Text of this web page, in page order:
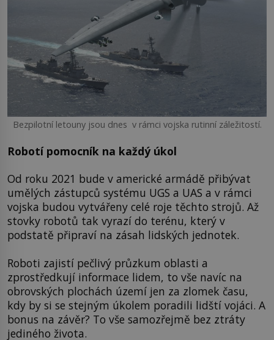
Bezpilotní letouny jsou dnes v rámci vojska rutinní záležitostí.
Robotí pomocník na každý úkol
Od roku 2021 bude v americké armádě přibývat
umělých zástupců systému UGS a UAS a v rámci
vojska budou vytvářeny celé roje těchto strojů. Až
stovky robotů tak vyrazí do terénu, který v
podstatě připraví na zásah lidských jednotek.
Roboti zajistí pečlivý průzkum oblasti a
zprostředkují informace lidem, to vše navíc na
obrovských plochách území jen za zlomek času,
kdy by si se stejným úkolem poradili lidští vojáci. A
bonus na závěr? To vše samozřejmě bez ztráty
jediného života.